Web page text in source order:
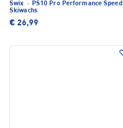
Swix · PS10 Pro Performance Speed
Skiwachs
€ 26,99